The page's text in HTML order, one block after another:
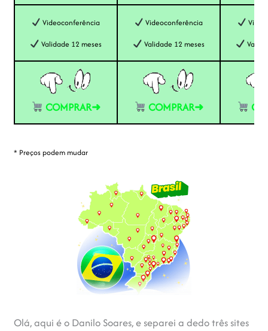
Videoconferência
Validade 12 meses
Videoconferência
Validade 12 meses
COMPRAR➜ COMPRAR➜
* Preços podem mudar
Olá, aqui é o Danilo Soares, e separei a dedo três sites